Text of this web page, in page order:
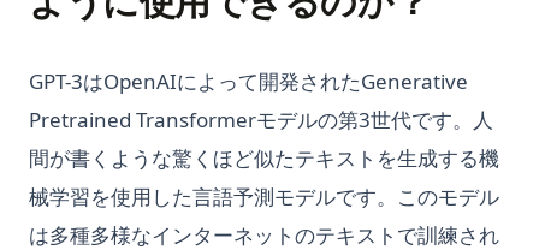
GPT-3はOpenAIによって開発されたGenerative
Pretrained Transformerモデルの第3世代です。人
間が書くような驚くほど似たテキストを生成する機
械学習を使用した言語予測モデルです。このモデル
は多種多様なインターネットのテキストで訓練され